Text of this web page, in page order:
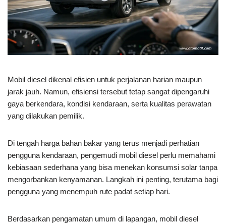
Mobil diesel dikenal efisien untuk perjalanan harian maupun
jarak jauh. Namun, efisiensi tersebut tetap sangat dipengaruhi
gaya berkendara, kondisi kendaraan, serta kualitas perawatan
yang dilakukan pemilik.
Di tengah harga bahan bakar yang terus menjadi perhatian
pengguna kendaraan, pengemudi mobil diesel perlu memahami
kebiasaan sederhana yang bisa menekan konsumsi solar tanpa
mengorbankan kenyamanan. Langkah ini penting, terutama bagi
pengguna yang menempuh rute padat setiap hari.
Berdasarkan pengamatan umum di lapangan, mobil diesel